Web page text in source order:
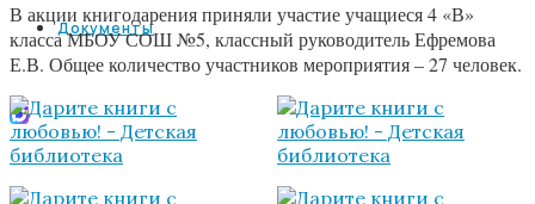
Документы
В акции книгодарения приняли участие учащиеся 4 «В»
класса МБОУ СОШ №5, классный руководитель Ефремова
Е.В. Общее количество участников мероприятия – 27 человек.